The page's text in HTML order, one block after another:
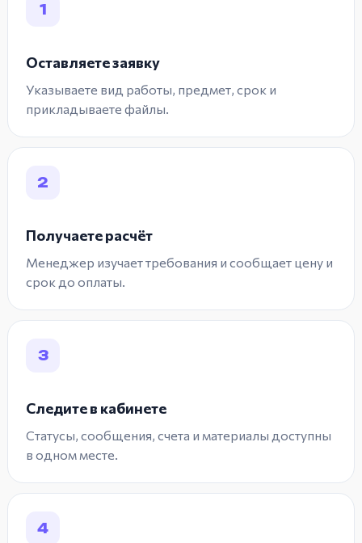
1
Оставляете заявку
Указываете вид работы, предмет, срок и
прикладываете файлы.
2
Получаете расчёт
Менеджер изучает требования и сообщает цену и
срок до оплаты.
3
Следите в кабинете
Статусы, сообщения, счета и материалы доступны
в одном месте.
4